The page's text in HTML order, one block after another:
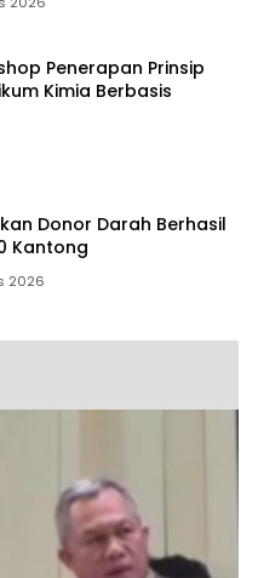
Penerapan Prinsip
Kimia Berbasis
Donor Darah Berhasil
Kantong
2026